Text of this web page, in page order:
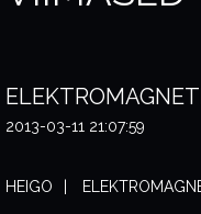
2013-03-11 21:07:59
HEIGO